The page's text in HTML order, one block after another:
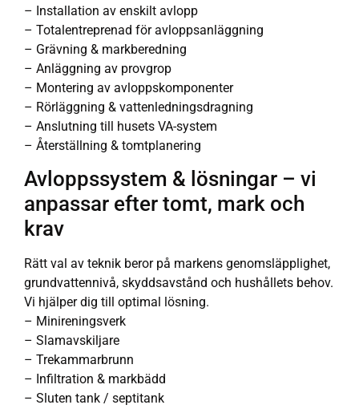
– Installation av enskilt avlopp
– Totalentreprenad för avloppsanläggning
– Grävning & markberedning
– Anläggning av provgrop
– Montering av avloppskomponenter
– Rörläggning & vattenledningsdragning
– Anslutning till husets VA-system
– Återställning & tomtplanering
Avloppssystem & lösningar – vi
anpassar efter tomt, mark och
krav
Rätt val av teknik beror på markens genomsläpplighet,
grundvattennivå, skyddsavstånd och hushållets behov.
Vi hjälper dig till optimal lösning.
– Minireningsverk
– Slamavskiljare
– Trekammarbrunn
– Infiltration & markbädd
– Sluten tank / septitank